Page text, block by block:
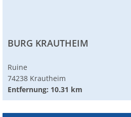
BURG KRAUTHEIM
Ruine
74238 Krautheim
Entfernung: 10.31 km